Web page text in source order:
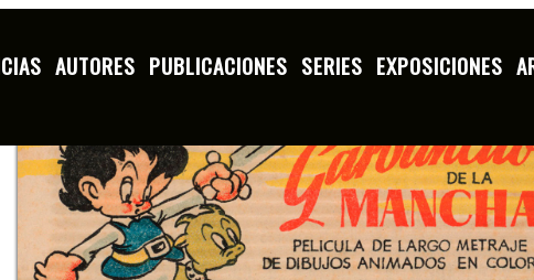
AUTORES PUBLICACIONES SERIES EXPOSICIONES
Garbancito de la